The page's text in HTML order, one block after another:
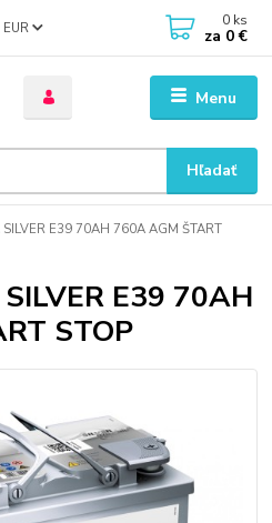
Menu
EUR
Hľadať
0 ks
za 0 €
E39 70AH 760A AGM ŠTART
E39 70AH
STOP